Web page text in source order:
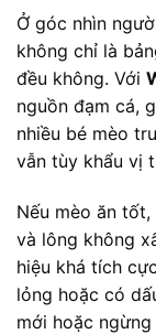
Ở góc nhìn
không chỉ là
đều không. Với
nguồn đạm cá,
nhiều bé mèo
vẫn tùy khẩu vị
Nếu mèo ăn
và lông không
hiệu khá tích
lỏng hoặc có
mới hoặc